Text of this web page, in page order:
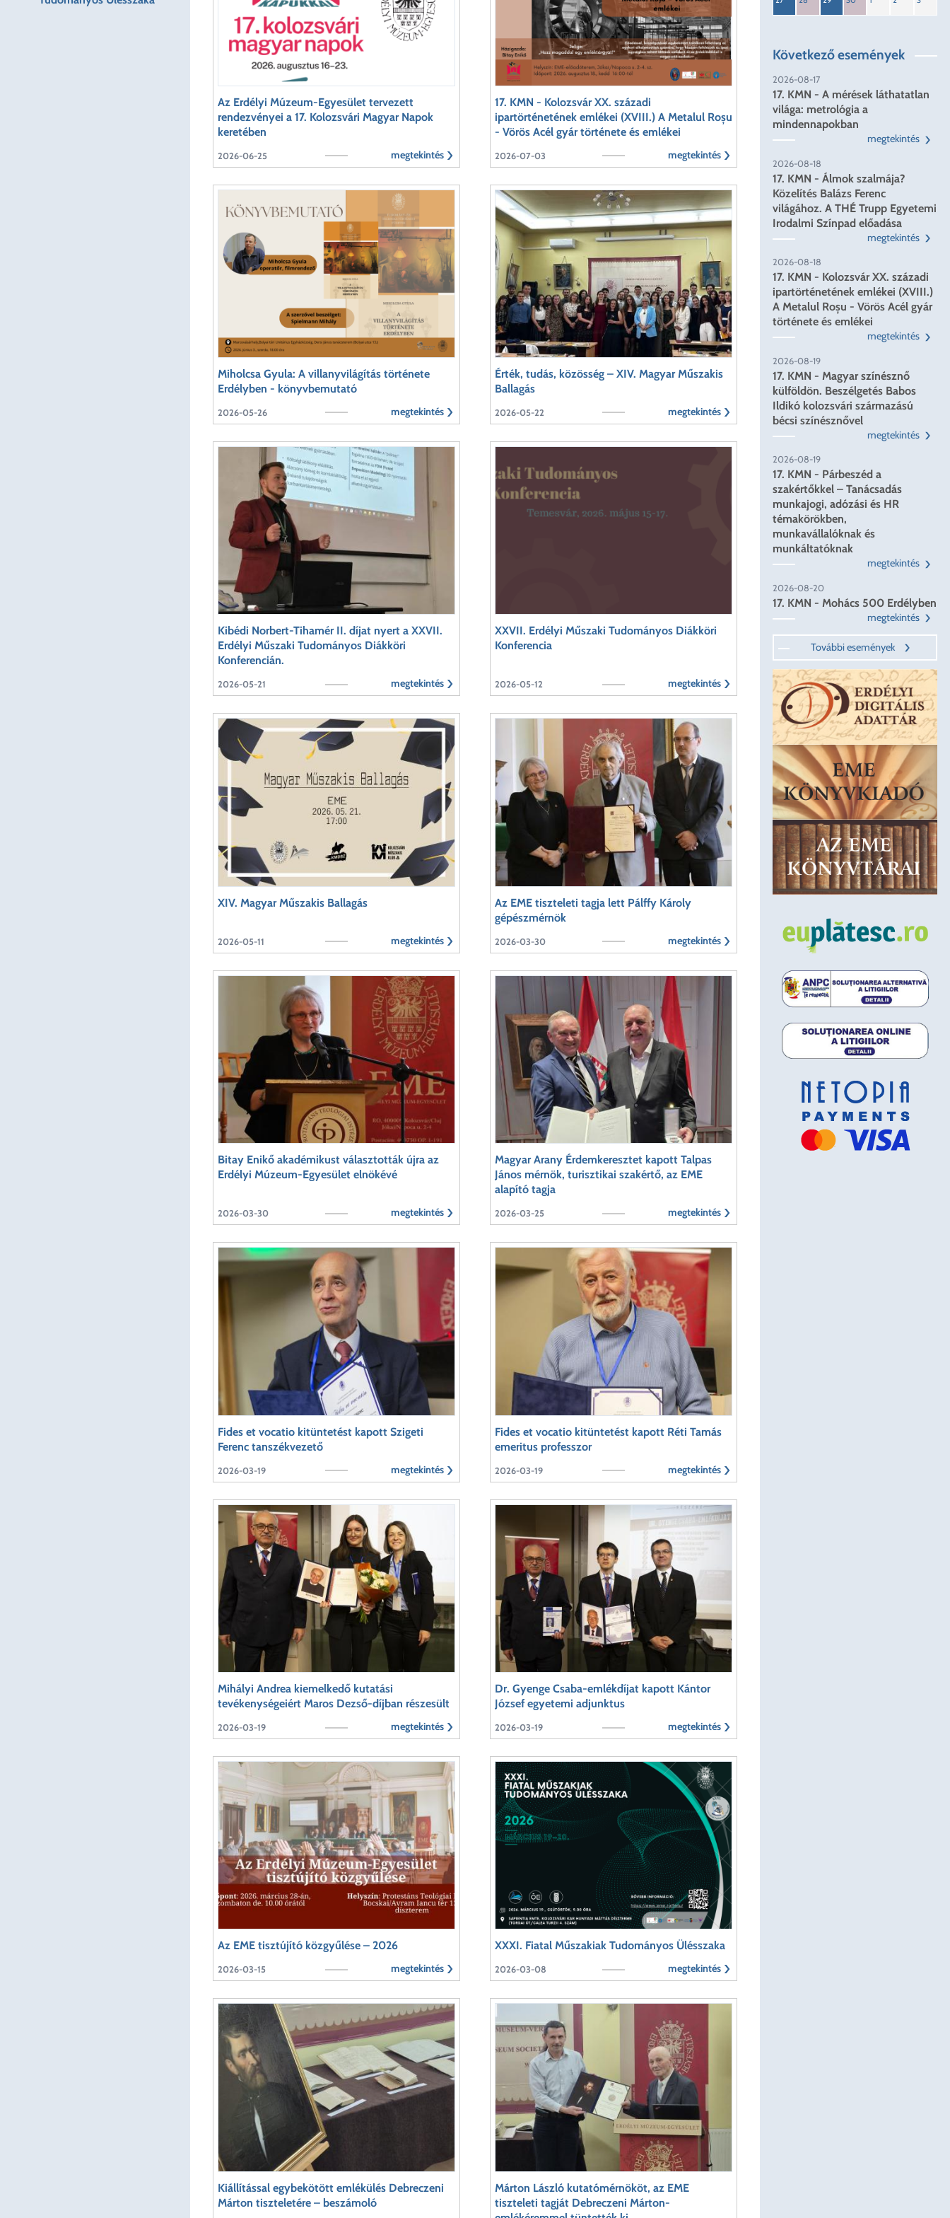
Az Erdélyi Múzeum-Egyesület tervezett
rendezvényei a 17. Kolozsvári Magyar Napok
keretében
megtekintés
2026-06-25
17. KMN - Kolozsvár XX. századi
ipartörténetének emlékei (XVIII.) A Metalul Roșu
- Vörös Acél gyár története és emlékei
megtekintés
2026-07-03
Miholcsa Gyula: A villanyvilágítás története
Erdélyben - könyvbemutató
megtekintés
2026-05-26
Érték, tudás, közösség – XIV. Magyar Műszakis
Ballagás
megtekintés
2026-05-22
Kibédi Norbert-Tihamér II. díjat nyert a XXVII.
Erdélyi Műszaki Tudományos Diákköri
Konferencián.
megtekintés
2026-05-21
XXVII. Erdélyi Műszaki Tudományos Diákköri
Konferencia
megtekintés
2026-05-12
XIV. Magyar Műszakis Ballagás
megtekintés
2026-05-11
Az EME tiszteleti tagja lett Pálffy Károly
gépészmérnök
megtekintés
2026-03-30
Bitay Enikő akadémikust választották újra az
Erdélyi Múzeum-Egyesület elnökévé
megtekintés
2026-03-30
Magyar Arany Érdemkeresztet kapott Talpas
János mérnök, turisztikai szakértő, az EME
alapító tagja
megtekintés
2026-03-25
Fides et vocatio kitüntetést kapott Szigeti
Ferenc tanszékvezető
megtekintés
2026-03-19
Fides et vocatio kitüntetést kapott Réti Tamás
emeritus professzor
megtekintés
2026-03-19
Mihályi Andrea kiemelkedő kutatási
tevékenységeiért Maros Dezső-díjban részesült
megtekintés
2026-03-19
Dr. Gyenge Csaba-emlékdíjat kapott Kántor
József egyetemi adjunktus
megtekintés
2026-03-19
Az EME tisztújító közgyűlése – 2026
megtekintés
2026-03-15
XXXI. Fiatal Műszakiak Tudományos Ülésszaka
megtekintés
2026-03-08
Kiállítással egybekötött emlékülés Debreczeni
Márton tiszteletére – beszámoló
Márton László kutatómérnököt, az EME
tiszteleti tagját Debreczeni Márton-
Következő események
2026-08-17
17. KMN - A mérések láthatatlan
világa: metrológia a
mindennapokban
megtekintés
2026-08-18
17. KMN - Álmok szalmája?
Közelítés Balázs Ferenc
világához. A THÉ Trupp Egyetemi
Irodalmi Színpad előadása
megtekintés
2026-08-18
17. KMN - Kolozsvár XX. századi
ipartörténetének emlékei (XVIII.)
A Metalul Roșu - Vörös Acél gyár
története és emlékei
megtekintés
2026-08-19
17. KMN - Magyar színésznő
külföldön. Beszélgetés Babos
Ildikó kolozsvári származású
bécsi színésznővel
megtekintés
2026-08-19
17. KMN - Párbeszéd a
szakértőkkel – Tanácsadás
munkajogi, adózási és HR
témakörökben,
munkavállalóknak és
munkáltatóknak
megtekintés
2026-08-20
17. KMN - Mohács 500 Erdélyben
megtekintés
További események